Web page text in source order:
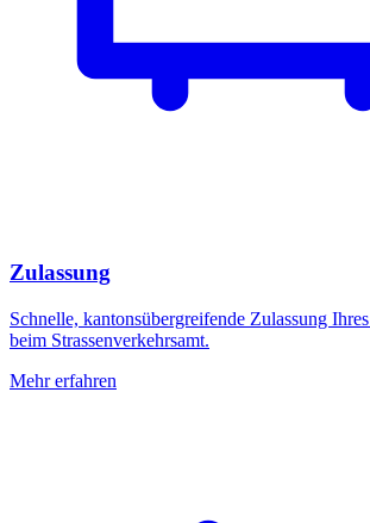
Zulassung
Schnelle, kantonsübergreifende Zulassung
beim Strassenverkehrsamt.
Mehr erfahren